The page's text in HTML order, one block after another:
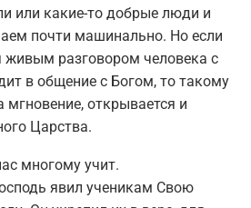
или какие-то добрые люди и
почти машинально. Но если
живым разговором человека с
в общение с Богом, то такому
мгновение, открывается и
Царства.
многому учит.
явил ученикам Свою